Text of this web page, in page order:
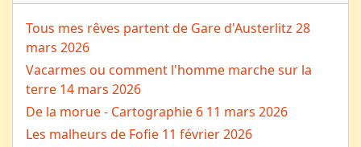
Tous mes rêves partent de Gare d'Austerlitz 28
mars 2026
Vacarmes ou comment l'homme marche sur la
terre 14 mars 2026
De la morue - Cartographie 6 11 mars 2026
Les malheurs de Fofie 11 février 2026